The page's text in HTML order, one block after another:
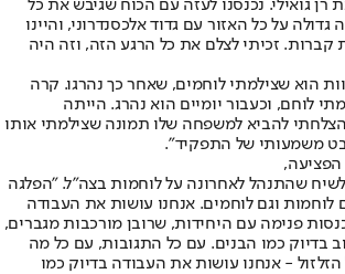
גואילי. נכנסנו לעזה עם הכוח שגיבש את כל
על כל האזור עם גדוד אלכסנדרוני, והיינו
זכיתי לצלם את כל הרגע הזה, וזה היה
הוא שצילמתי לוחמים, שאחר כך נהרגו. קרה
לוחם, וכעבור יומיים הוא נהרג. הייתה
להביא למשפחה שלו תמונה שצילמתי אותו
משמעותי של התפקיד".
שהתנהל לאחרונה על לוחמות בצה"ל. "הפלגה
לוחמות וגם לוחמים. אנחנו עושות את העבודה
פנימה עם היחידות, שרובן מורכבות מגברים,
בדיוק כמו הבנים. עם כל התגובות, עם כל מה
הזלזול - אנחנו עושות את העבודה בדיוק כמו